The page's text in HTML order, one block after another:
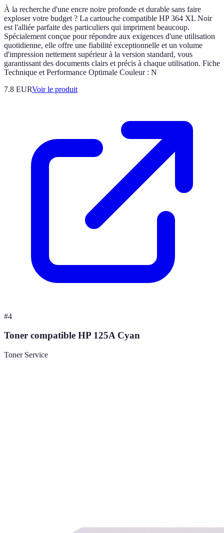
À la recherche d'une encre noire profonde et durable sans faire
exploser votre budget ? La cartouche compatible HP 364 XL Noir
est l'alliée parfaite des particuliers qui impriment beaucoup.
Spécialement conçue pour répondre aux exigences d'une utilisation
quotidienne, elle offre une fiabilité exceptionnelle et un volume
d'impression nettement supérieur à la version standard, vous
garantissant des documents clairs et précis à chaque utilisation. Fiche
Technique et Performance Optimale Couleur : N
7.8 EURVoir le produit
#4
Toner compatible HP 125A Cyan
Toner Service